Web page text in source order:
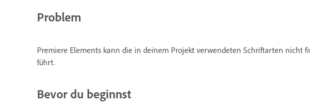
Problem
Premiere Elements kann die in deinem Projekt verwendeten Schriftarten nicht
führt.
Bevor du beginnst